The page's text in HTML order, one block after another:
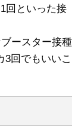
回といった接
ースター接種
3回でもいいこ